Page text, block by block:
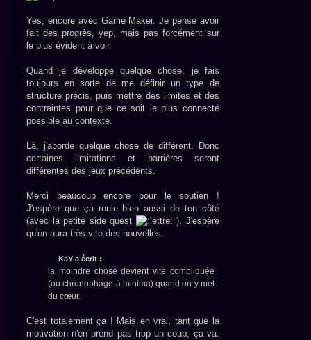
Yes, encore avec Game Maker. Je pense avoir
fait des progrès, yep, mais pas forcément sur
le plus évident à voir.
Quand je développe quelque chose, je fais
toujours en sorte de me définir un type de
structure précis, puis mettre des limites et des
contraintes pour que ce soit le plus connecté
possible au contexte.
Là, j'aborde quelque chose de différent. Donc
certaines limitations et barrières seront
différentes des jeux précédents.
Merci beaucoup encore pour le soutien !
J'espère que ça roule bien aussi de ton côté
(avec la petite side quest
). J'espère
qu'on aura très vite des nouvelles.
KaY a écrit :
la moindre chose devient vite compliquée
(ou chronophage à minima) quand on y met
du cœur.
C'est totalement ça ! Mais en vrai, tant que la
motivation n'en prend pas trop un coup, ça va.